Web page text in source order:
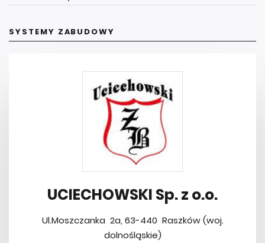
SYSTEMY ZABUDOWY
UCIECHOWSKI Sp. z o.o.
Ul.Moszczanka 2a, 63-440 Raszków (woj.
dolnośląskie)